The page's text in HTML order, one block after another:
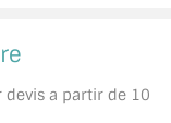
devis a partir de 10